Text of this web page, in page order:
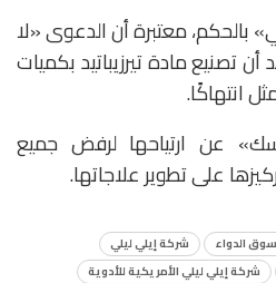
بالحكم، معتبرة أن الدعوى «لا
تصنيع مادة تيرزيباتيد بكميات
انتهاكًا.
عن ارتياحها لرفض جميع
على تطوير علاجاتها.
سوق الدواء
شركة إيلي ليلي
شركة إيلي ليلي الأمريكية للأدوية